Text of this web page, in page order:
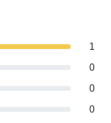
1
0
0
0